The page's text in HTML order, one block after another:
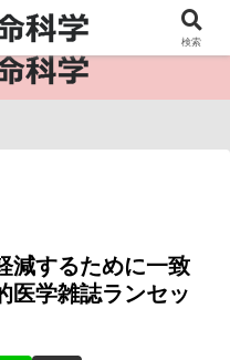
情報インフラ。
減するために一致
医学雑誌ランセッ
検索